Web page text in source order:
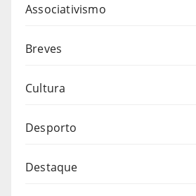
Associativismo
Breves
Cultura
Desporto
Destaque